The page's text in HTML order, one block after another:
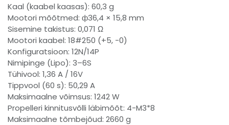
Kaal (kaabel kaasas): 60,3 g
Mootori mõõtmed: ф36,4 × 15,8 mm
Sisemine takistus: 0,071 Ω
Mootori kaabel: 18#250 (+5, -0)
Konfiguratsioon: 12N/14P
Nimipinge (Lipo): 3–6S
Tühivool: 1,36 A / 16V
Tippvool (60 s): 50,29 A
Maksimaalne võimsus: 1242 W
Propelleri kinnitusvõlli läbimõõt: 4-M3*8
Maksimaalne tõmbejõud: 2660 g